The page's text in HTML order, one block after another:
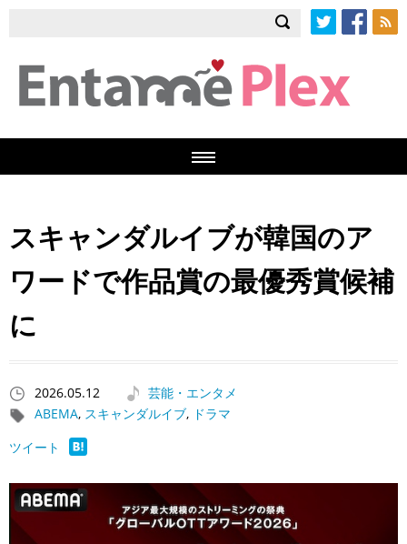
スキャンダルイブが韓国のア
ワードで作品賞の最優秀賞候補
に
2026.05.12
芸能・エンタメ
ABEMA, スキャンダルイブ, ドラマ
ツイート